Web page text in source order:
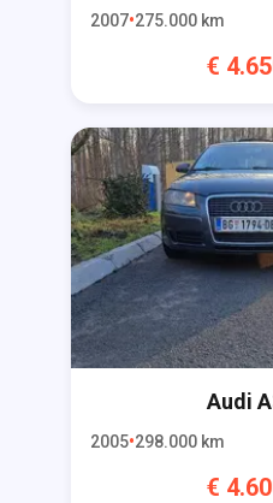
2007 275.000 km
€
Audi
2005 298.000 km
€